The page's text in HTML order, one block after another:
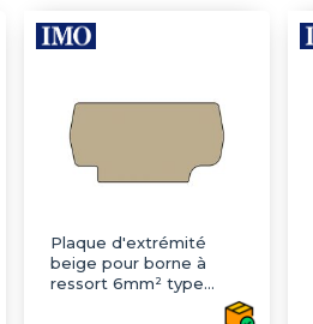
Plaque d'extrémité
beige pour borne à
ressort 6mm² type